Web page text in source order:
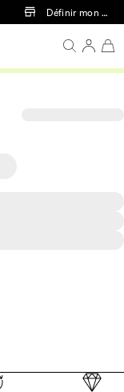
contenu principal
Définir mon